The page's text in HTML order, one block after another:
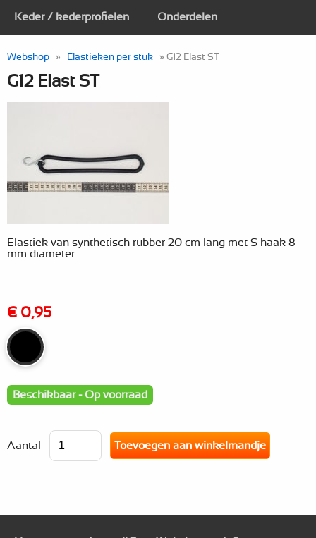
Keder / kederprofielen Onderdelen
Webshop » Elastieken per stuk » G12 Elast ST
G12 Elast ST
Elastiek van synthetisch rubber 20 cm lang met S haak 8
mm diameter.
€ 0,95
Beschikbaar - Op voorraad
Aantal